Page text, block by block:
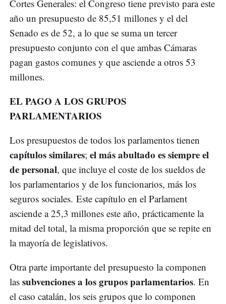
Cortes Generales: el Congreso tiene previsto para este
año un presupuesto de 85,51 millones y el del
Senado es de 52, a lo que se suma un tercer
presupuesto conjunto con el que ambas Cámaras
pagan gastos comunes y que asciende a otros 53
millones.
EL PAGO A LOS GRUPOS
PARLAMENTARIOS
Los presupuestos de todos los parlamentos tienen
capítulos similares; el más abultado es siempre el
de personal, que incluye el coste de los sueldos de
los parlamentarios y de los funcionarios, más los
seguros sociales. Este capítulo en el Parlament
asciende a 25,3 millones este año, prácticamente la
mitad del total, la misma proporción que se repite en
la mayoría de legislativos.
Otra parte importante del presupuesto la componen
las subvenciones a los grupos parlamentarios. En
el caso catalán, los seis grupos que lo componen